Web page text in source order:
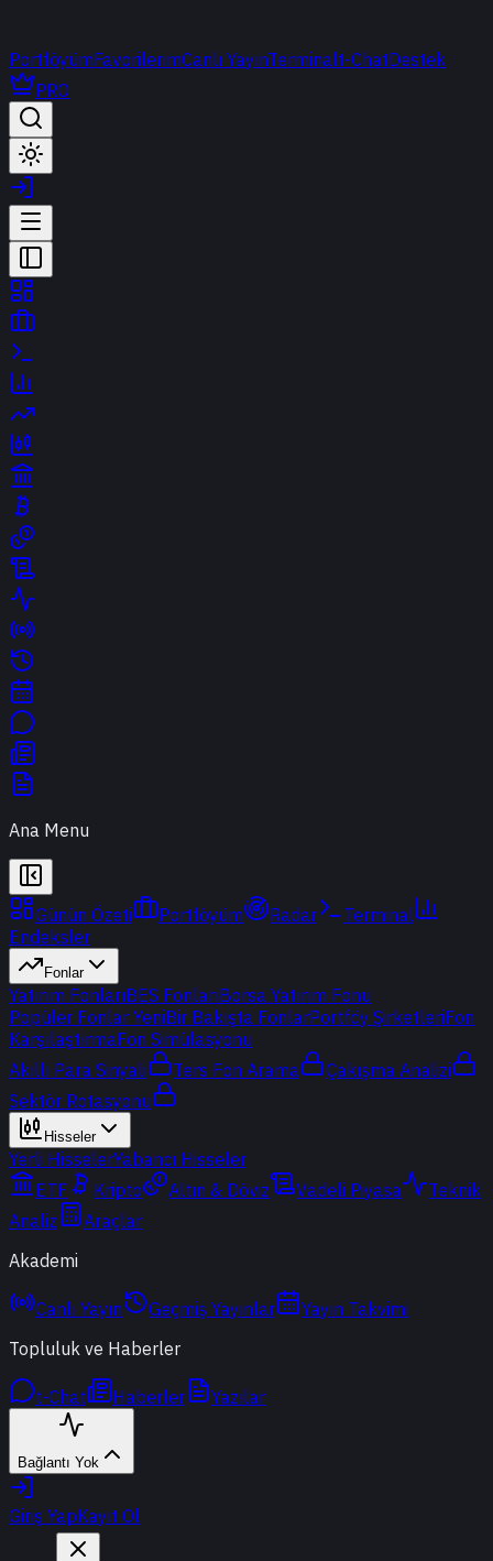
PortföyümFavorilerimCanlı YayınTerminalt-ChatDestek
PRO
Ana Menu
Günün Özeti Portföyüm Radar
Terminal
Endeksler
Fonlar
Yatırım FonlarıBES FonlarıBorsa Yatırım Fonu
Popüler Fonlar YeniBir Bakışta FonlarPortföy ŞirketleriFon
KarşılaştırmaFon Simülasyonu
Akıllı Para Sinyali
Ters Fon Arama
Çakışma Analizi
Sektör Rotasyonu
Hisseler
Yerli HisselerYabancı Hisseler
ETF
Kripto Altın & Döviz Vadeli Piyasa
Teknik
Analiz
Araçlar
Akademi
Canlı Yayın Geçmiş Yayınlar
Yayın Takvimi
Topluluk ve Haberler
t-Chat Haberler Yazılar
Bağlantı Yok
Giriş YapKayıt Ol